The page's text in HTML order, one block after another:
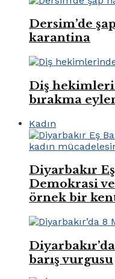
Dersim’de
karantina
Diş
bırakma
Kadın
Diyarbakır
Demokrasi
örnek bir
barış vurgusu